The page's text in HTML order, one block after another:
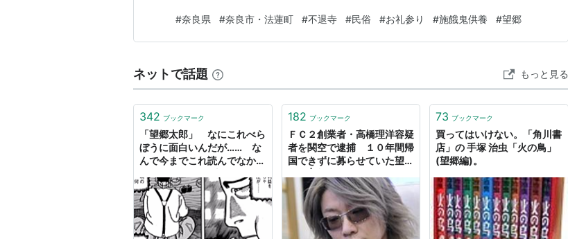
寺施餓鬼は、お寺で行われる。 県内地域に施餓鬼をしているとわかっていくつか取材
したことがある。 お家でされる場合は家施餓鬼。 …
#奈良県 #奈良市・法蓮町 #不退寺 #民俗 #お礼参り #施餓鬼供養 #望郷
ネットで話題 もっと見る
342 ブックマーク
「望郷太郎」 なにこれべら
ぼうに面白いんだが…… な
んで今までこれ読んでなかっ
をのせる
182 ブックマーク
ＦＣ２創業者・高橋理洋容疑
者を関空で逮捕 １０年間帰
国できずに募らせていた望郷
73 ブックマーク
買ってはいけない。「角川書
店」の 手塚 治虫「火の鳥」
(望郷編)。